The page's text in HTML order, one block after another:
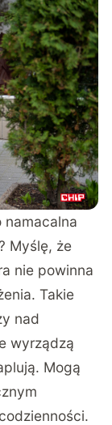
namacalna
Myślę, że
nie powinna
Takie
nad
wyrządzą
Mogą